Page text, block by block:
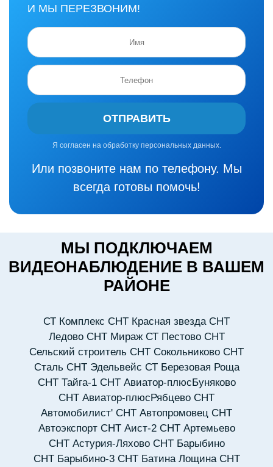
И МЫ ПЕРЕЗВОНИМ!
ОТПРАВИТЬ
Я согласен на обработку персональных данных.
Или позвоните нам по телефону. Мы
всегда готовы помочь!
МЫ ПОДКЛЮЧАЕМ
ВИДЕОНАБЛЮДЕНИЕ В ВАШЕМ
РАЙОНЕ
СТ Комплекс СНТ Красная звезда СНТ
Ледово СНТ Мираж СТ Пестово СНТ
Сельский строитель СНТ Сокольниково СНТ
Сталь СНТ Эдельвейс СТ Березовая Роща
СНТ Тайга-1 СНТ Авиатор-плюсБуняково
СНТ Авиатор-плюсРябцево СНТ
Автомобилист' СНТ Автопромовец СНТ
Автоэкспорт СНТ Аист-2 СНТ Артемьево
СНТ Астурия-Ляхово СНТ Барыбино
СНТ Барыбино-3 СНТ Батина Лощина СНТ